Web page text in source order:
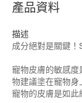
產品資料
描述
成分絕對是關鍵！
寵物皮膚的敏感
物建議塗在寵物身
寵物的皮膚是如此